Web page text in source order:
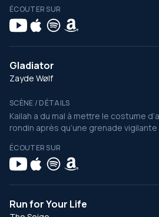
ÉCOUTER SUR
Gladiator
Zayde Wølf
SCÈNE / DÉTAILS
Kailah a du mal à mettre le costume
rondin après qu’une grenade
ÉCOUTER SUR
Run for Your Life